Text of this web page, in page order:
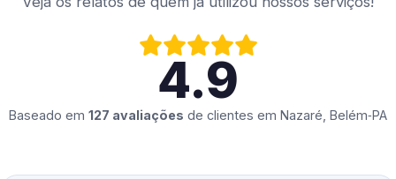
4.9
Baseado em 127 avaliações de clientes em Nazaré, Belém‑PA